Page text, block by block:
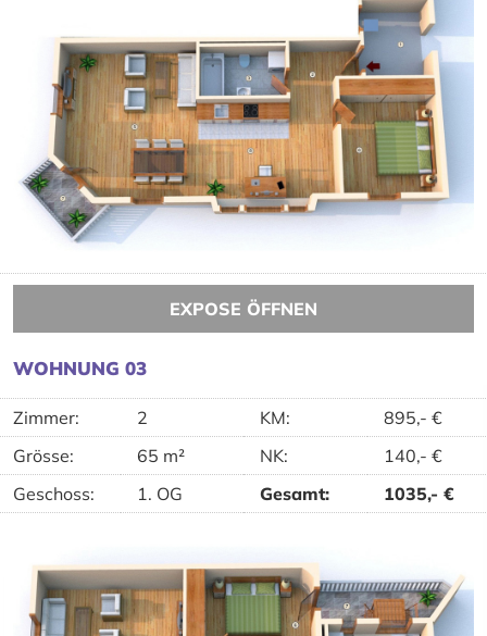
EXPOSE ÖFFNEN
WOHNUNG 03
Zimmer:
2
Grösse:
65 m²
Geschoss:
1. OG
KM: 895,- €
NK: 140,- €
Gesamt: 1035,- €